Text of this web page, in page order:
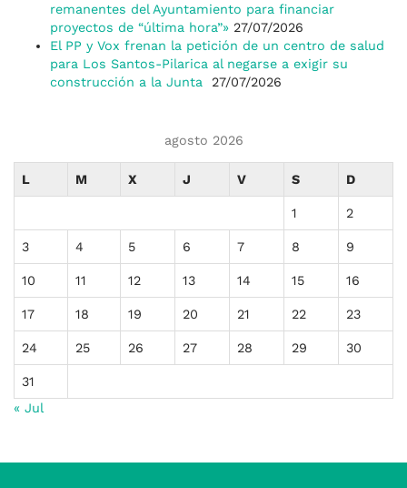
remanentes del Ayuntamiento para financiar
proyectos de “última hora”» 27/07/2026
El PP y Vox frenan la petición de un centro de salud
para Los Santos-Pilarica al negarse a exigir su
construcción a la Junta
27/07/2026
agosto 2026
L M X J V S D
1 2
3 4 5 6 7 8 9
10 11 12 13 14 15 16
17 18 19 20 21 22 23
24 25 26 27 28 29 30
31
« Jul